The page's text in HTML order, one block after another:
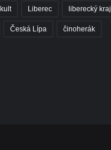
kult Liberec liberecký kraj
Česká Lípa činoherák